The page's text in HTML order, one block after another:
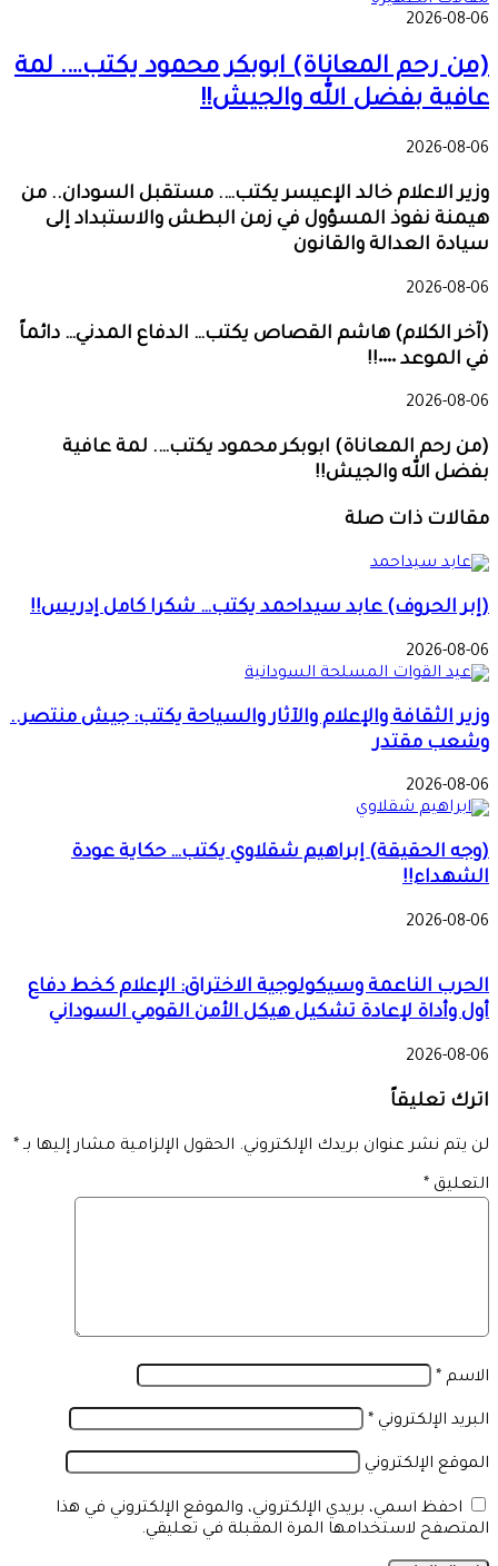
2026-08-06
(من رحم المعاناة) ابوبكر محمود يكتب…. لمة
عافية بفضل الله والجيش!!
2026-08-06
وزير الاعلام خالد الإعيسر يكتب…. مستقبل السودان.. من
هيمنة نفوذ المسؤول في زمن البطش والاستبداد إلى
سيادة العدالة والقانون
2026-08-06
(آخر الكلام) هاشم القصاص يكتب… الدفاع المدني… دائماً
في الموعد ٠٠٠٠!!
2026-08-06
(من رحم المعاناة) ابوبكر محمود يكتب…. لمة عافية
بفضل الله والجيش!!
مقالات ذات صلة
(إبر الحروف) عابد سيداحمد يكتب… شكرا كامل إدريس!!
2026-08-06
وزير الثقافة والإعلام والآثار والسياحة يكتب: جيش منتصر..
وشعب مقتدر
2026-08-06
(وجه الحقيقة) إبراهيم شقلاوي يكتب… حكاية عودة
الشهداء!!
2026-08-06
الحرب الناعمة وسيكولوجية الاختراق: الإعلام كخط دفاع
أول وأداة لإعادة تشكيل هيكل الأمن القومي السوداني
2026-08-06
اترك تعليقاً
لن يتم نشر عنوان بريدك الإلكتروني. الحقول الإلزامية مشار إليها بـ *
التعليق *
الاسم *
البريد الإلكتروني *
الموقع الإلكتروني
احفظ اسمي، بريدي الإلكتروني، والموقع الإلكتروني في هذا
المتصفح لاستخدامها المرة المقبلة في تعليقي.